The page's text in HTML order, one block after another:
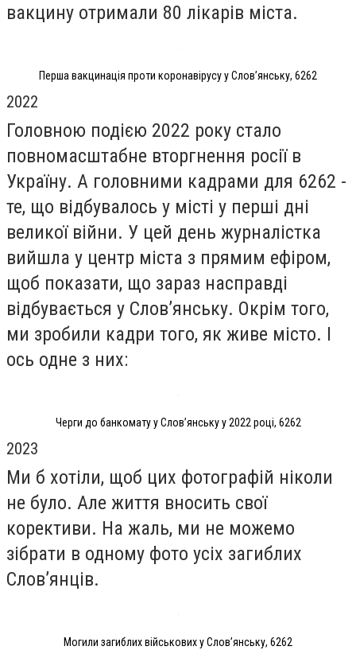
вакцину отримали 80 лікарів міста.
Перша вакцинація проти коронавірусу у Слов’янську, 6262
2022
Головною подією 2022 року стало
повномасштабне вторгнення росії в
Україну. А головними кадрами для 6262 -
те, що відбувалось у місті у перші дні
великої війни. У цей день журналістка
вийшла у центр міста з прямим ефіром,
щоб показати, що зараз насправді
відбувається у Слов’янську. Окрім того,
ми зробили кадри того, як живе місто. І
ось одне з них:
Черги до банкомату у Слов’янську у 2022 році, 6262
2023
Ми б хотіли, щоб цих фотографій ніколи
не було. Але життя вносить свої
корективи. На жаль, ми не можемо
зібрати в одному фото усіх загиблих
Слов’янців.
Могили загиблих військових у Слов’янську, 6262